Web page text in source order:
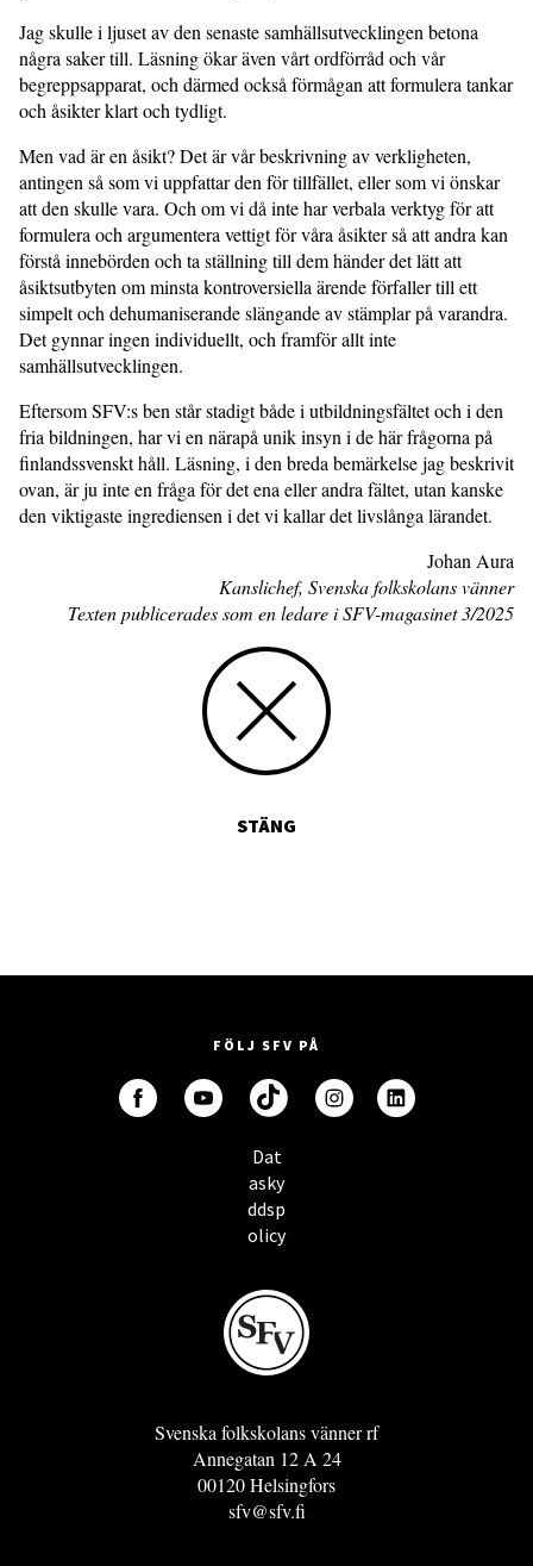
Jag skulle i ljuset av den senaste samhällsutvecklingen betona
några saker till. Läsning ökar även vårt ordförråd och vår
begreppsapparat, och därmed också förmågan att formulera tankar
och åsikter klart och tydligt.
Men vad är en åsikt? Det är vår beskrivning av verkligheten,
antingen så som vi uppfattar den för tillfället, eller som vi önskar
att den skulle vara. Och om vi då inte har verbala verktyg för att
formulera och argumentera vettigt för våra åsikter så att andra kan
förstå innebörden och ta ställning till dem händer det lätt att
åsiktsutbyten om minsta kontroversiella ärende förfaller till ett
simpelt och dehumaniserande slängande av stämplar på varandra.
Det gynnar ingen individuellt, och framför allt inte
samhällsutvecklingen.
Eftersom SFV:s ben står stadigt både i utbildningsfältet och i den
fria bildningen, har vi en närapå unik insyn i de här frågorna på
finlandssvenskt håll. Läsning, i den breda bemärkelse jag beskrivit
ovan, är ju inte en fråga för det ena eller andra fältet, utan kanske
den viktigaste ingrediensen i det vi kallar det livslånga lärandet.
Johan Aura
Kanslichef, Svenska folkskolans vänner
Texten publicerades som en ledare i SFV-magasinet 3/2025
STÄNG
FÖLJ SFV PÅ
Dat
asky
ddsp
olicy
Svenska folkskolans vänner rf
Annegatan 12 A 24
00120 Helsingfors
sfv@sfv.fi